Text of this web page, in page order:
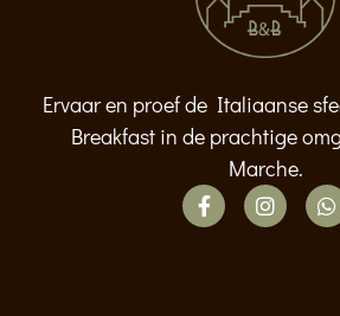
Ervaar en proef de Italiaanse
Breakfast in de prachtige
Marche.